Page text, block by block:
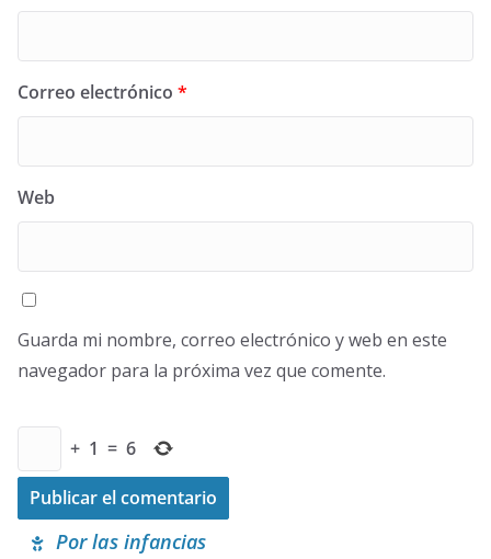
Correo electrónico *
Web
Guarda mi nombre, correo electrónico y web en este
navegador para la próxima vez que comente.
+ 1 = 6
Por las infancias